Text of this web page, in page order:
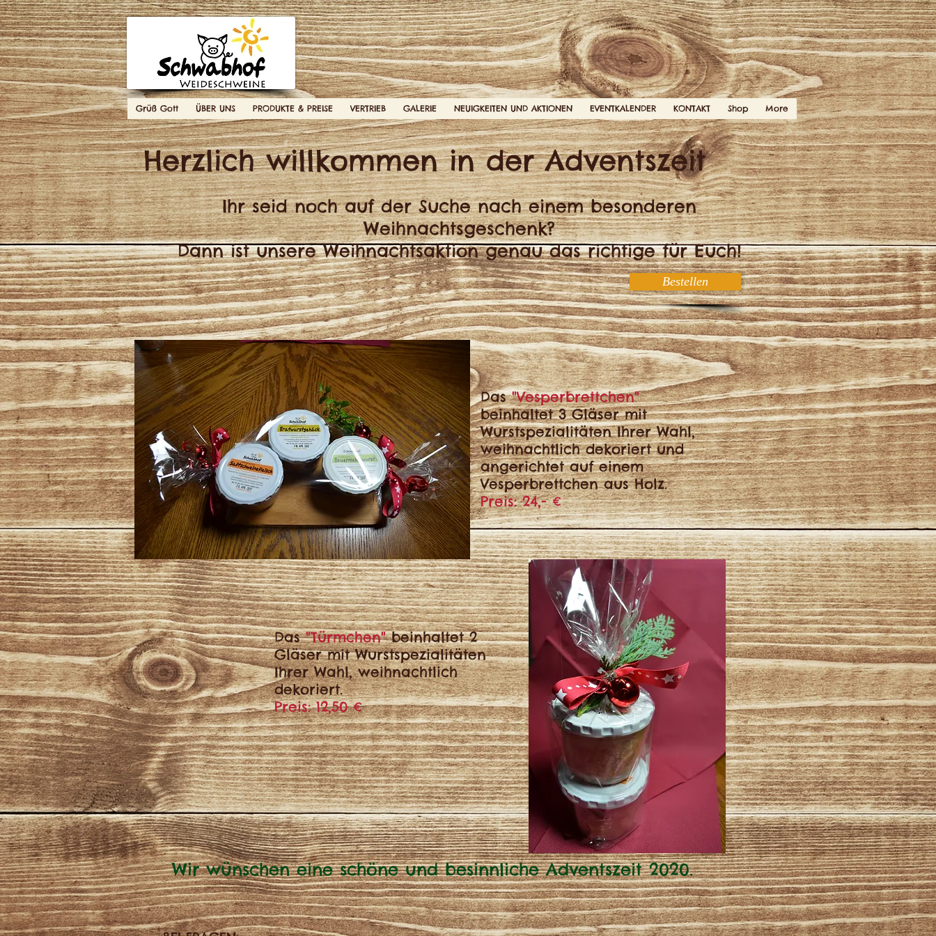
Grüß Gott ÜBER UNS PRODUKTE & PREISE VERTRIEB GALERIE NEUIGKEITEN UND AKTIONEN EVENTKALENDER KONTAKT Shop More
Herzlich willkommen in der Adventszeit
Ihr seid noch auf der Suche nach einem besonderen
Weihnachtsgeschenk?
Dann ist unsere Weihnachtsaktion genau das richtige für Euch!
Bestellen
Das"Vesperbrettchen"
beinhaltet 3 Gläser mit
Wurstspezialitäten Ihrer Wahl,
weihnachtlich dekoriert und
angerichtet auf einem
Vesperbrettchen aus Holz.
Preis: 24,- €
Das"Türmchen"beinhaltet 2
Gläser mit Wurstspezialitäten
Ihrer Wahl, weihnachtlich
dekoriert.
Preis: 12,50 €
Wir wünschen eine schöne und besinnliche Adventszeit 2020.